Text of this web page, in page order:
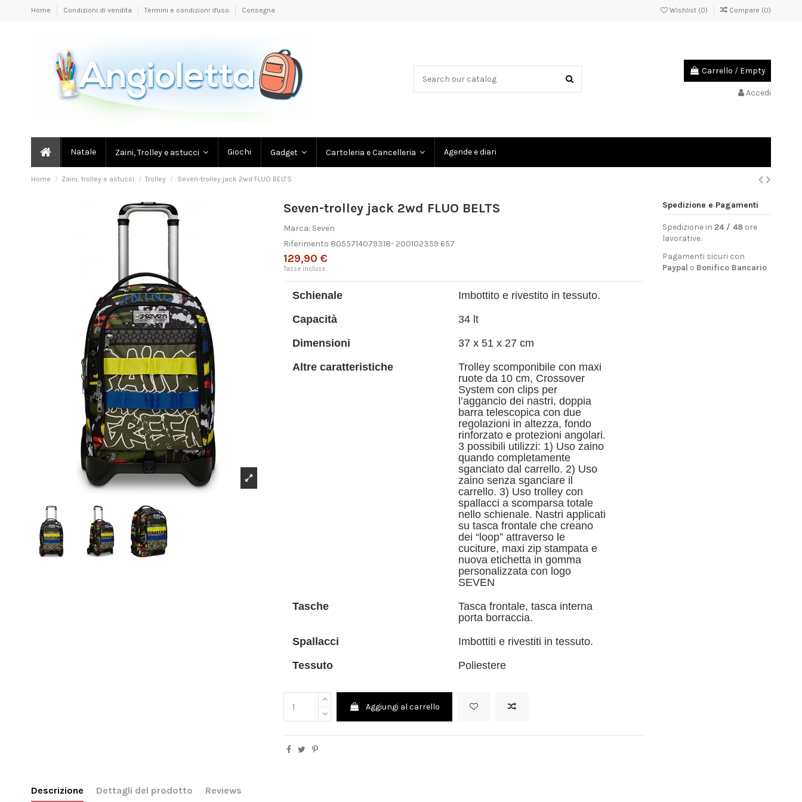
Home Condizioni di vendita Termini e condizioni d'uso Consegna Wishlist (0) Compare (0)
Carrello / Empty
Accedi
Natale Zaini, Trolley e astucci Giochi Gadget Cartoleria e Cancelleria Agende e diari
Home Zaini, trolley e astucci Trolley Seven-trolley jack 2wd FLUO BELTS
Seven-trolley jack 2wd FLUO BELTS
Marca: Seven
Riferimento 8055714079318- 200102359 657
129,90 €
Tasse incluse
Schienale
Imbottito e rivestito in tessuto.
Capacità
34 lt
Dimensioni
37 x 51 x 27 cm
Altre caratteristiche
Trolley scomponibile con maxi
ruote da 10 cm, Crossover
System con clips per
l’aggancio dei nastri, doppia
barra telescopica con due
regolazioni in altezza, fondo
rinforzato e protezioni angolari.
3 possibili utilizzi: 1) Uso zaino
quando completamente
sganciato dal carrello. 2) Uso
zaino senza sganciare il
carrello. 3) Uso trolley con
spallacci a scomparsa totale
nello schienale. Nastri applicati
su tasca frontale che creano
dei “loop” attraverso le
cuciture, maxi zip stampata e
nuova etichetta in gomma
personalizzata con logo
SEVEN
Tasche
Tasca frontale, tasca interna
porta borraccia.
Spallacci
Imbottiti e rivestiti in tessuto.
Tessuto
Poliestere
Aggiungi al carrello
Spedizione e Pagamenti
Spedizione in 24 / 48 ore
lavorative.
Pagamenti sicuri con
Paypal o Bonifico Bancario
Descrizione Dettagli del prodotto Reviews